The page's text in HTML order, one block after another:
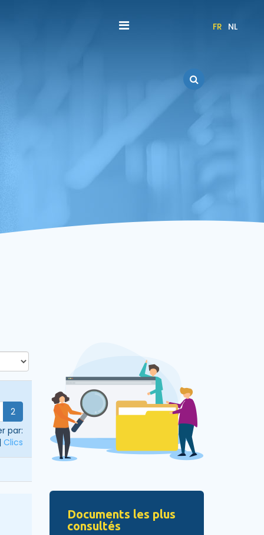
FR NL
2
par:
Clics
Documents les plus
consultés